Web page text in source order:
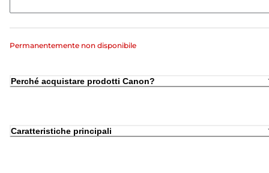
Permanentemente non disponibile
Perché acquistare prodotti Canon?
Caratteristiche principali